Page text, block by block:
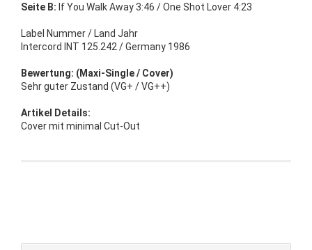
Seite B: If You Walk Away 3:46 / One Shot Lover 4:23
Label Nummer / Land Jahr
Intercord INT 125.242 / Germany 1986
Bewertung: (Maxi-Single / Cover)
Sehr guter Zustand (VG+ / VG++)
Artikel Details:
Cover mit minimal Cut-Out